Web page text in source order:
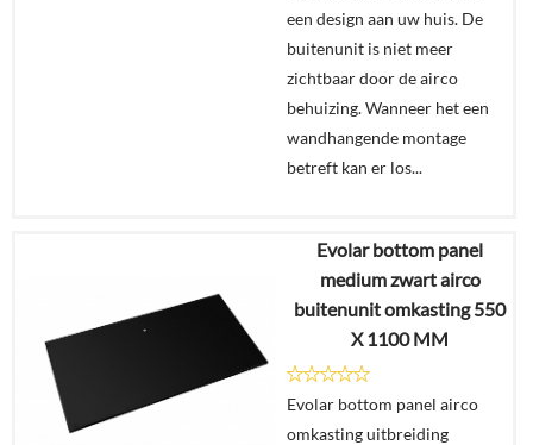
een design aan uw huis. De
buitenunit is niet meer
zichtbaar door de airco
behuizing. Wanneer het een
wandhangende montage
betreft kan er los...
€259,00
Details
winkelmand
Evolar bottom panel
medium zwart airco
buitenunit omkasting 550
X 1100 MM
Evolar bottom panel airco
omkasting uitbreiding